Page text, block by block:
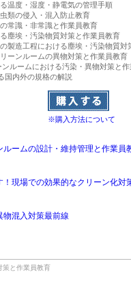
※購入方法について
ームの設計・維持管理と作業員
！現場での効果的なクリーン化
物混入対策最前線
策と作業員教育